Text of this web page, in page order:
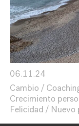
06.11.24
Cambio
Crecimiento
Felicidad
Nuevo